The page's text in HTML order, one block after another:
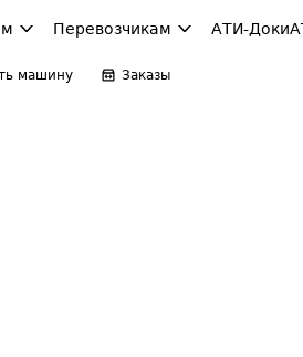
Перевозчикам АТИ-Доки
машину Заказы